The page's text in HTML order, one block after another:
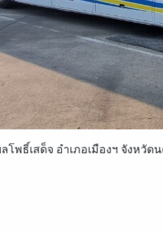
พธิ์เสด็จ อำเภอเมืองฯ จังหวัด